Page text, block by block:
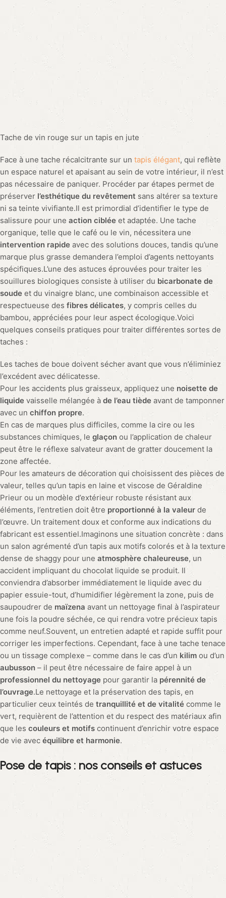
bambou, appréciées pour leur aspect écologique.Voici
Les taches de boue doivent sécher avant que vous n’éliminiez
l’excédent avec délicatesse.
Pour les accidents plus graisseux, appliquez une
liquide vaisselle mélangée à
avant de tamponner
chiffon propre
En cas de marques plus difficiles, comme la cire ou les
substances chimiques, le
glaçon
ou l’application de chaleur
peut être le réflexe salvateur avant de gratter doucement la
Pour les amateurs de décoration qui choisissent des pièces de
valeur, telles qu’un tapis en laine et viscose de Géraldine
Prieur ou un modèle d’extérieur robuste résistant aux
éléments, l’entretien doit êtreproportionné à la valeurde
l’œuvre. Un traitement doux et conforme aux indications du
fabricant est essentiel.Imaginons une situation concrète : dans
un salon agrémenté d’un tapis aux motifs colorés et à la texture
dense de shaggy pour uneatmosphère chaleureuse, un
accident impliquant du chocolat liquide se produit. Il
conviendra d’absorber immédiatement le liquide avec du
papier essuie-tout, d’humidifier légèrement la zone, puis de
saupoudrer demaïzenaavant un nettoyage final à l’aspirateur
une fois la poudre séchée, ce qui rendra votre précieux tapis
comme neuf.Souvent, un entretien adapté et rapide suffit pour
corriger les imperfections. Cependant, face à une tache tenace
ou un tissage complexe – comme dans le cas d’un
professionnel du nettoyage pour garantir lapérennité de
l’ouvrage.Le nettoyage et la préservation des tapis, en
particulier ceux teintés detranquillité et de vitalitécomme le
vert, requièrent de l’attention et du respect des matériaux afin
que les couleurs et motifs
continuent d’enrichir votre espace
de vie avecéquilibre et harmonie .
Pose de tapis : nos conseils et astuces
Pose et installation d’un tapis shaggy sur un parquet en bois
Qu’il s’agisse d’uneacquisition récenteou d’un tapis que vous
possédez depuis des années, sabonne pose est essentielle
pour enapprécier pleinement l’esthétiqueet la fonctionnalité.
En suivant nos recommandations, révélées par des
connaisseurs en artisanat, il vous sera possible d’éviter les
erreurs courantes et de mettre en valeur votre précieux
accessoire de sol.
Préparation de la surface et outils nécessaires
Avant de dérouler votre tapis, assurez-vous que la surface sur
laquelle il reposera soitpropre, sèche et lisse. Des
imperfections peuvent non seulement endommager le tapis
mais également le rendre inconfortable sous les pieds. Les
outils de base incluent unruban à mesurer, uncouteauet,
pour les grands espaces, unchariot à tapispour faciliter le
déplacement.
Techniques de pose pour éviter les bulles et
plis
L’installation doit être réalisée avecsoin pour éviter la
formation de
qui peuvent être non seulement
inesthétiques mais aussi dangereux, engendrant des risques
de chute. Commencez par une extrémité, alignez le tapis avec
précaution et déroulez-le doucement, en lissant le tapis du
centre vers les bords
pour éliminer tout l’air emprisonné.
Conseils pour adapter le tapis aux
particularités de la pièce
diversité des formes et styles disponibles sur le marché